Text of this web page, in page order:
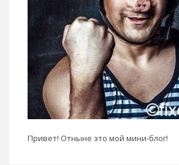
Привет! Отныне это мой мини-блог!